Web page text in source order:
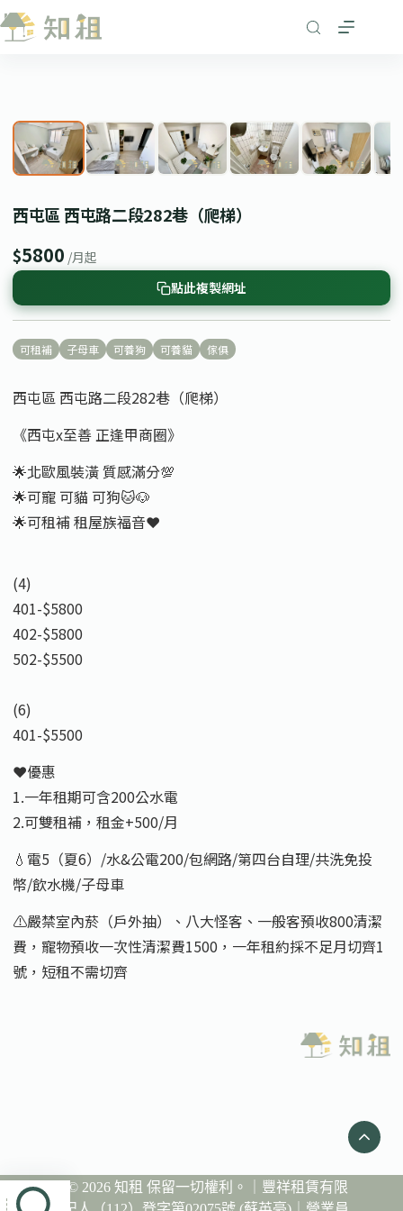
跳
至
西屯區 西屯路二段282巷（爬梯）
$5800 /月起
點此複製網址
可租補 子母車 可養狗 可養貓 傢俱
西屯區 西屯路二段282巷（爬梯）
《西屯x至善 正逢甲商圈》
🌟北歐風裝潢 質感滿分💯
🌟可寵 可貓 可狗🐱🐶
🌟可租補 租屋族福音❤️
(4)
401-$5800
402-$5800
502-$5500
(6)
401-$5500
❤️優惠
1.一年租期可含200公水電
2.可雙租補，租金+500/月
💧電5（夏6）/水&公電200/包網路/第四台自理/共洗免投
幣/飲水機/子母車
⚠️嚴禁室內菸（戶外抽）、八大怪客、一般客預收800清潔
費，寵物預收一次性清潔費1500，一年租約採不足月切齊1
號，短租不需切齊
Copyright © 2026 知租 保留一切權利。｜豐祥租賃有限